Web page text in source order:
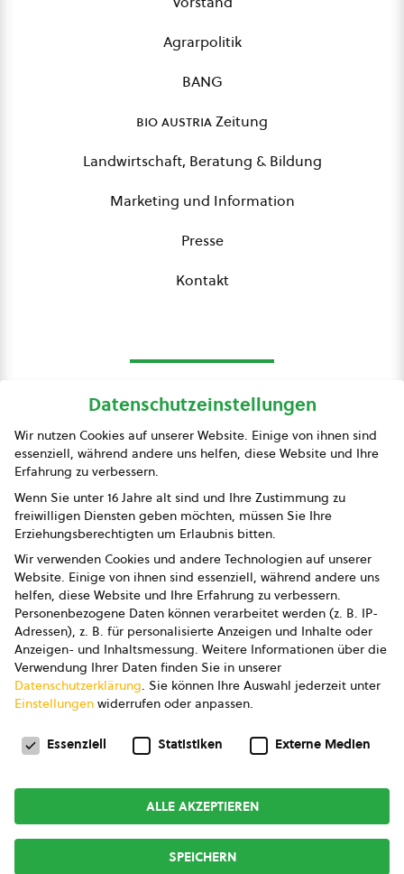
Agrarpolitik
BANG
bio austriaZeitung
Landwirtschaft, Beratung & Bildung
Marketing und Information
Presse
Kontakt
Presse
Impressum
Datenschutz
AGB
AGB Marketing GmbH
AGB Bildung
Newsletter
Copyright © 2026bio austria
Datenschutzeinstellungen
Wir nutzen Cookies auf unserer Website. Einige von ihnen sind
essenziell, während andere uns helfen, diese Website und Ihre
Erfahrung zu verbessern.
Wenn Sie unter 16 Jahre alt sind und Ihre Zustimmung zu
freiwilligen Diensten geben möchten, müssen Sie Ihre
Erziehungsberechtigten um Erlaubnis bitten.
Wir verwenden Cookies und andere Technologien auf unserer
Website. Einige von ihnen sind essenziell, während andere uns
helfen, diese Website und Ihre Erfahrung zu verbessern.
Personenbezogene Daten können verarbeitet werden (z. B. IP-
Adressen), z. B. für personalisierte Anzeigen und Inhalte oder
Anzeigen- und Inhaltsmessung. Weitere Informationen über die
Verwendung Ihrer Daten finden Sie in unserer
Datenschutzerklärung. Sie können Ihre Auswahl jederzeit unter
Einstellungen widerrufen oder anpassen.
Datenschutzeinstellungen
Essenziell Statistiken Externe Medien
ALLE AKZEPTIEREN
SPEICHERN